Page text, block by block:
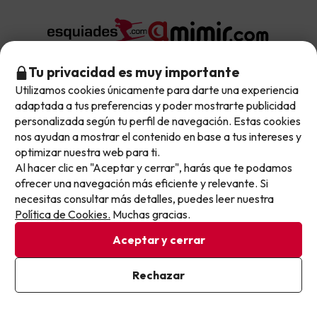
No llegas tarde: llegas al siguiente.
Este chollo ya ha caducado, pero cada día lanzamos
nuevas oportunidades para viajar mejor y pagar
menos.
Apúntate y que el próximo no se te escape.
Pon tu mejor e-mail
Ya estoy suscrito
Al suscribirte, confirmas haber leído y estar de acuerdo con la
Sobre Buscounchollo.com
¿Quiénes somos?
Tarjeta Regalo
Buscounchollo en los medios
Blog
Web Corporativa
Top destinos
Hoteles Andalucía
Hoteles Andorra
Hoteles Valencia
Top viajes destacados
Viajes con Niños
Viajes de Ciudad
Tu privacidad es muy importante
Utilizamos cookies únicamente para darte una experiencia
adaptada a tus preferencias y poder mostrarte publicidad
personalizada según tu perfil de navegación. Estas cookies
nos ayudan a mostrar el contenido en base a tus intereses y
optimizar nuestra web para ti.
Al hacer clic en "Aceptar y cerrar", harás que te podamos
ofrecer una navegación más eficiente y relevante. Si
necesitas consultar más detalles, puedes leer nuestra
Política de Cookies. Muchas gracias.
Aceptar y cerrar
Rechazar